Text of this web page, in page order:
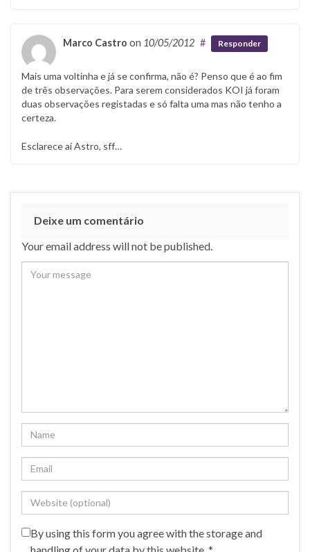
Marco Castro on 10/05/2012 # Responder
Mais uma voltinha e já se confirma, não é? Penso que é ao fim
de três observações. Para serem considerados KOI já foram
duas observações registadas e só falta uma mas não tenho a
certeza.
Esclarece aí Astro, sff…
Deixe um comentário
Your email address will not be published.
By using this form you agree with the storage and
handling of your data by this website. *